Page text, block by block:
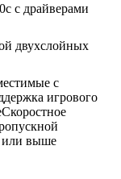
с драйверами
двухслойных
с
игрового
или выше